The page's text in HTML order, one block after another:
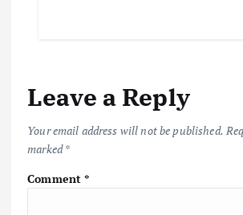
Leave a Reply
Your email address will not be published.
marked*
Comment*